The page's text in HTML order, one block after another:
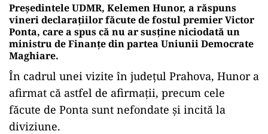
Președintele UDMR, Kelemen Hunor, a răspuns
vineri declarațiilor făcute de fostul premier Victor
Ponta, care a spus că nu ar susține niciodată un
ministru de Finanțe din partea Uniunii Democrate
Maghiare.
În cadrul unei vizite în județul Prahova, Hunor a
afirmat că astfel de afirmații, precum cele
făcute de Ponta sunt nefondate și incită la
diviziune.